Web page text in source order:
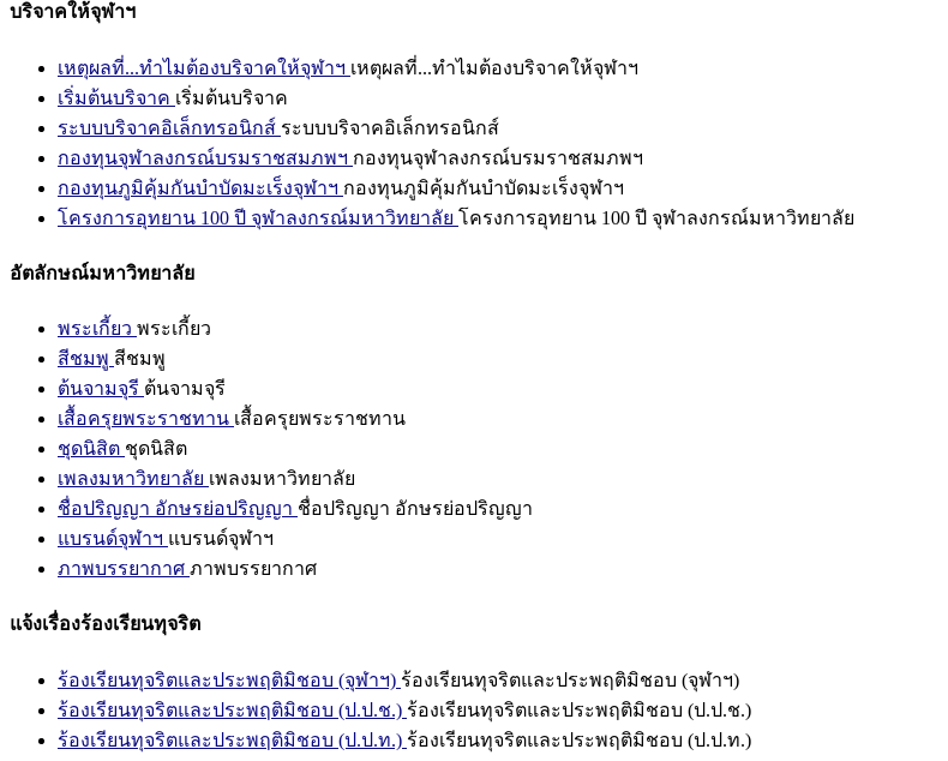
บริจาคให้จุฬาฯ
เหตุผลที่...ทำไมต้องบริจาคให้จุฬาฯ เหตุผลที่...ทำไมต้องบริจาคให้จุฬาฯ
เริ่มต้นบริจาค เริ่มต้นบริจาค
ระบบบริจาคอิเล็กทรอนิกส์ ระบบบริจาคอิเล็กทรอนิกส์
กองทุนจุฬาลงกรณ์บรมราชสมภพฯ กองทุนจุฬาลงกรณ์บรมราชสมภพฯ
กองทุนภูมิคุ้มกันบำบัดมะเร็งจุฬาฯ กองทุนภูมิคุ้มกันบำบัดมะเร็งจุฬาฯ
โครงการอุทยาน 100 ปี จุฬาลงกรณ์มหาวิทยาลัย โครงการอุทยาน 100 ปี จุฬาลงกรณ์มหาวิทยาลัย
อัตลักษณ์มหาวิทยาลัย
พระเกี้ยว พระเกี้ยว
สีชมพู สีชมพู
ต้นจามจุรี ต้นจามจุรี
เสื้อครุยพระราชทาน เสื้อครุยพระราชทาน
ชุดนิสิต ชุดนิสิต
เพลงมหาวิทยาลัย เพลงมหาวิทยาลัย
ชื่อปริญญา อักษรย่อปริญญา ชื่อปริญญา อักษรย่อปริญญา
แบรนด์จุฬาฯ แบรนด์จุฬาฯ
ภาพบรรยากาศ ภาพบรรยากาศ
แจ้งเรื่องร้องเรียนทุจริต
ร้องเรียนทุจริตและประพฤติมิชอบ (จุฬาฯ) ร้องเรียนทุจริตและประพฤติมิชอบ (จุฬาฯ)
ร้องเรียนทุจริตและประพฤติมิชอบ (ป.ป.ช.) ร้องเรียนทุจริตและประพฤติมิชอบ (ป.ป.ช.)
ร้องเรียนทุจริตและประพฤติมิชอบ (ป.ป.ท.) ร้องเรียนทุจริตและประพฤติมิชอบ (ป.ป.ท.)